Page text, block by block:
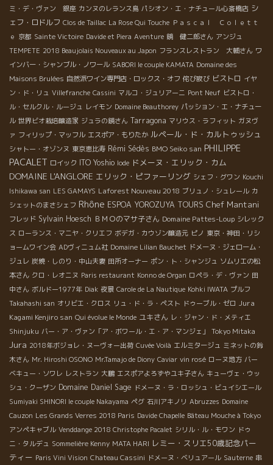
ミ・デ・ヴァン 銀座 カンヌのレランス島 パシオン・エ・ナチュール心斎橋店 シ
ェフ・ロドルフ Clos de Taillac La Rose Qui Touche Ｐａｓｃａｌ Ｃｏｌｅｔｔ
ｅ 京都 Sainte Victoire Davide et Piera Aventure 鏡 健二郎さん アンジュ
TEMPETE 2018 Beaujolais Nouveaux au Japon フランスレストラン 大輔さん ワ
インバー・シャンブル・ノワール SABORI le couple KAMATA Domaine des
Maisons Brulées 自然派ワイン専門店・ロックス・オフ 侘び寂び ビストロ イヤ
ン・ド・リュ Villefranche Cassini マルコ・ジュリアーニ Pont Neuf ビストロ・
ル・セルクル・ルージュ レイモン Domaine Beauthorey パッション・エ・ナチュー
ル 世界ビオ栽培醸造家 ジュラの鏡さん Tarragona マリウス・ラフィット ガヌヴ
ァ フィリップ・マッフル エスポア・もりたか ルペール・ド・カルトゥッシュ
シャトー・オゾンヌ 東京恵比寿 Rémi Sédès BMO Seiko san PHILIPPE
PACALET ロイック ITO Yoshio Iode ドメーヌ・エリック・カム
DOMAINE L'ANGLORE エリック・ピファーリング シェフ・グワン Kouchi
Ishikawa san LES GAMAYS Laforest Nouveau 2018 ブリュノ・シュレール カ
シェットのまさシェフ Rhône ESPOA YOROZUYA TOURS Chef Mantani
フレッド Sylvain Hoesch ＢＭＯのマサ子さん Domaine Pattes-Loup シレック
ス ローランス・マニヤ・クリエフ ボデガ・カウゾン醸造元 ピノ 東京・神田・リシ
ョームワイン会 ADヴィニュム社 Domaine Lilian Bauchet ドメーヌ・ジェローム・
ジュレ 炭焼・しのり・中山夫妻 田所オーナー ポン・ト・シャンジュ ソムリエの松
本さん クロ・レオニヌ Paris restaurant Konno de Organ ロペラ・デ・ヴァン 田
中さん ボルドー1977年 Diak 夜景 Carole de La Nautique Kohki IWATA プルフ
Takahashi san オリビエ・クロス リュ・ド・ラ・ペスト ドゥーブル・ゼロ Jura
Kagami Kenjiro san Qui évolue le Monde ユキさん レ・ジャン・ド・メティエ
Shinjuku バー・ア・ヴァン「ア・ボワール・エ・ア・マンジェ」 Tokyo Mitaka
Jura 2018年ボジョレ・ヌーヴォー出荷 Cuvée Voilà エルミタージュ ミネットの鈴
木さん Mr. Hiroshi OSONO Mr.Tamajo de Diony Caviar vin rosé ローヌ地方 バー
ベキュー・ソワレ レストラン 大鵬 エスポアよろずやユキ子さん キューヴェ・ウッ
シュ・クーザン Domaine Daniel Sage ドメーヌ・ラ・ロッシュ・ビュイシエール
Sumiyaki SHINORI le couple Nakayama ペグ 石川アキノリ Abruzzes Domaine
Cauzon Les Grands Verres 2018 Paris Davide Chapelle Bâteau Mouche à Tokyo
アンペキャブル Venddange 2018 Christophe Pacalet シリル・ル・モワン ドゥ
ニ・タルデュ Sommelière Kenny MATA HARI レミー・スリエ50歳記念パー
ティー Paris Vini Vision Chateau Cassini ドメーヌ・ベリュアール Sauterne 串